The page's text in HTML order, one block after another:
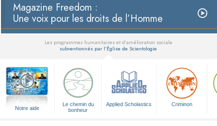
Magazine Freedom :
Une voix pour les droits de l’Homme
Les programmes humanitaires et d’amélioration sociale
subventionnés par l’Église de Scientologie
Notre aide
Le chemin du
bonheur
Applied Scholastics Criminon